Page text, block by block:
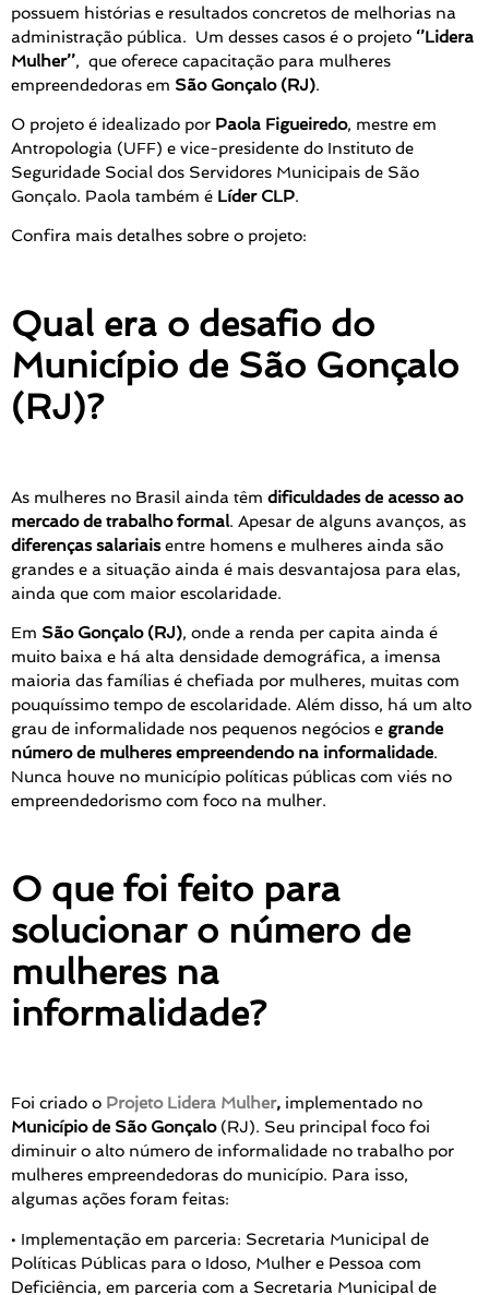
possuem histórias e resultados concretos de melhorias na
administração pública. Um desses casos é o projeto ‘’Lidera
Mulher’’, que oferece capacitação para mulheres
empreendedoras em São Gonçalo (RJ).
O projeto é idealizado por Paola Figueiredo, mestre em
Antropologia (UFF) e vice-presidente do Instituto de
Seguridade Social dos Servidores Municipais de São
Gonçalo. Paola também é Líder CLP.
Confira mais detalhes sobre o projeto:
Qual era o desafio do
Município de São Gonçalo
(RJ)?
As mulheres no Brasil ainda têm dificuldades de acesso ao
mercado de trabalho formal. Apesar de alguns avanços, as
diferenças salariaisentre homens e mulheres ainda são
grandes e a situação ainda é mais desvantajosa para elas,
ainda que com maior escolaridade.
Em São Gonçalo (RJ), onde a renda per capita ainda é
muito baixa e há alta densidade demográfica, a imensa
maioria das famílias é chefiada por mulheres, muitas com
pouquíssimo tempo de escolaridade. Além disso, há um alto
grau de informalidade nos pequenos negócios e grande
número de mulheres empreendendo na informalidade.
Nunca houve no município políticas públicas com viés no
empreendedorismo com foco na mulher.
O que foi feito para
solucionar o número de
mulheres na
informalidade?
Foi criado o Projeto Lidera Mulher, implementado no
Município de São Gonçalo(RJ). Seu principal foco foi
diminuir o alto número de informalidade no trabalho por
mulheres empreendedoras do município. Para isso,
algumas ações foram feitas:
• Implementação em parceria: Secretaria Municipal de
Políticas Públicas para o Idoso, Mulher e Pessoa com
Deficiência, em parceria com a Secretaria Municipal de